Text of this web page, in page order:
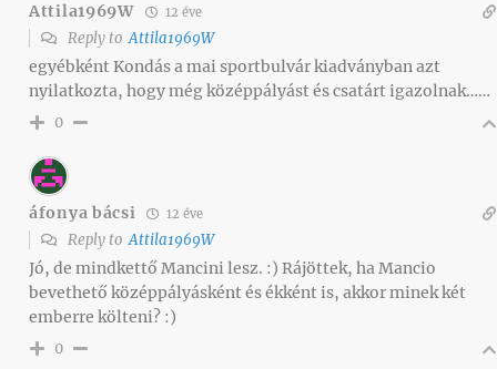
Attila1969W 12 éve
Reply toAttila1969W
egyébként Kondás a mai sportbulvár kiadványban azt
nyilatkozta, hogy még középpályást és csatárt igazolnak……
0
áfonya bácsi 12 éve
Reply toAttila1969W
Jó, de mindkettő Mancini lesz. :) Rájöttek, ha Mancio
bevethető középpályásként és ékként is, akkor minek két
emberre költeni? :)
0